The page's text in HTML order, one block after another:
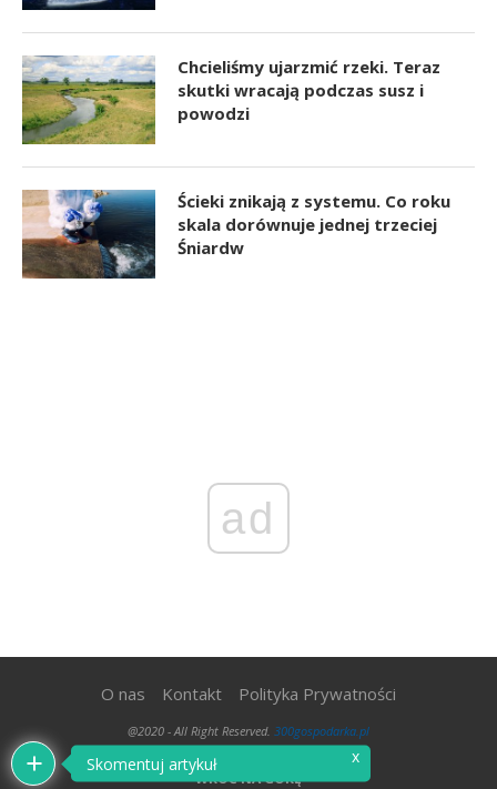
Chcieliśmy ujarzmić rzeki. Teraz
skutki wracają podczas susz i
powodzi
Ścieki znikają z systemu. Co roku
skala dorównuje jednej trzeciej
Śniardw
ad
O nas Kontakt Polityka Prywatności
@2020 - All Right Reserved. 300gospodarka.pl
WRÓĆ NA GÓRĘ
Skomentuj artykuł x